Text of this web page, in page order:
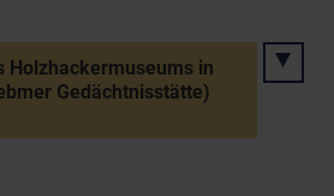
Holzhackermuseums in
Gedächtnisstätte)